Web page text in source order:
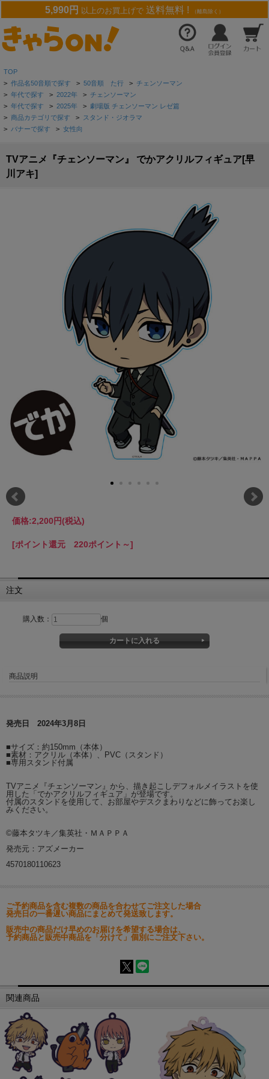
5,990円 以上のお買上げで 送料無料 ! （離島除く）
TOP
> 作品名50音順で探す > 50音順 た行 > チェンソーマン
> 年代で探す > 2022年 > チェンソーマン
> 年代で探す > 2025年 > 劇場版 チェンソーマン レゼ篇
> 商品カテゴリで探す > スタンド・ジオラマ
> バナーで探す > 女性向
TVアニメ『チェンソーマン』 でかアクリルフィギュア[早
川アキ]
価格:2,200円(税込)
[ポイント還元 220ポイント～]
注文
購入数： 個
商品説明
発売日 2024年3月8日
■サイズ：約150mm（本体）
■素材：アクリル（本体）、PVC（スタンド）
■専用スタンド付属
TVアニメ『チェンソーマン』から、描き起こしデフォルメイラストを使
用した「でかアクリルフィギュア」が登場です。
付属のスタンドを使用して、お部屋やデスクまわりなどに飾ってお楽し
みください。
©藤本タツキ／集英社・ＭＡＰＰＡ
発売元：アズメーカー
4570180110623
ご予約商品を含む複数の商品を合わせてご注文した場合
発売日の一番遅い商品にまとめて発送致します。
販売中の商品だけ早めのお届けを希望する場合は、
予約商品と販売中商品を「分けて」個別にご注文下さい。
関連商品